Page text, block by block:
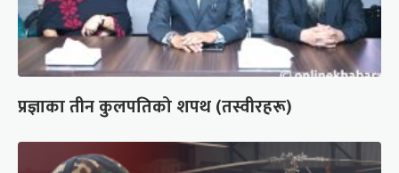
प्रज्ञाका तीन कुलपतिको शपथ (तस्वीरहरू)